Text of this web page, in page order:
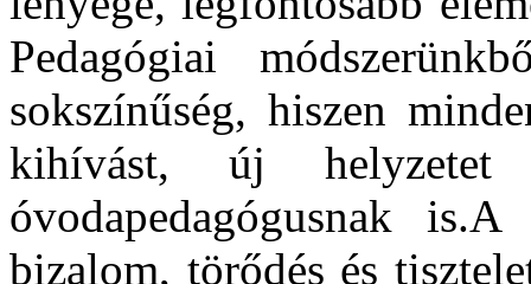
Pedagógiai
sokszínűség, hiszen
kihívást, új
óvodapedagógusnak
bizalom, törődés és